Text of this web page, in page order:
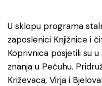
U sklopu programa
zaposlenici Knjižnice i
Koprivnica posjetili su u
znanja u Pečuhu.
Križevaca, Virja i